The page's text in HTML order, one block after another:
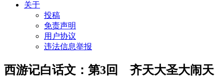
关于
投稿
免责声明
用户协议
违法信息举报
西游记白话文：第3回 齐天大圣大闹天